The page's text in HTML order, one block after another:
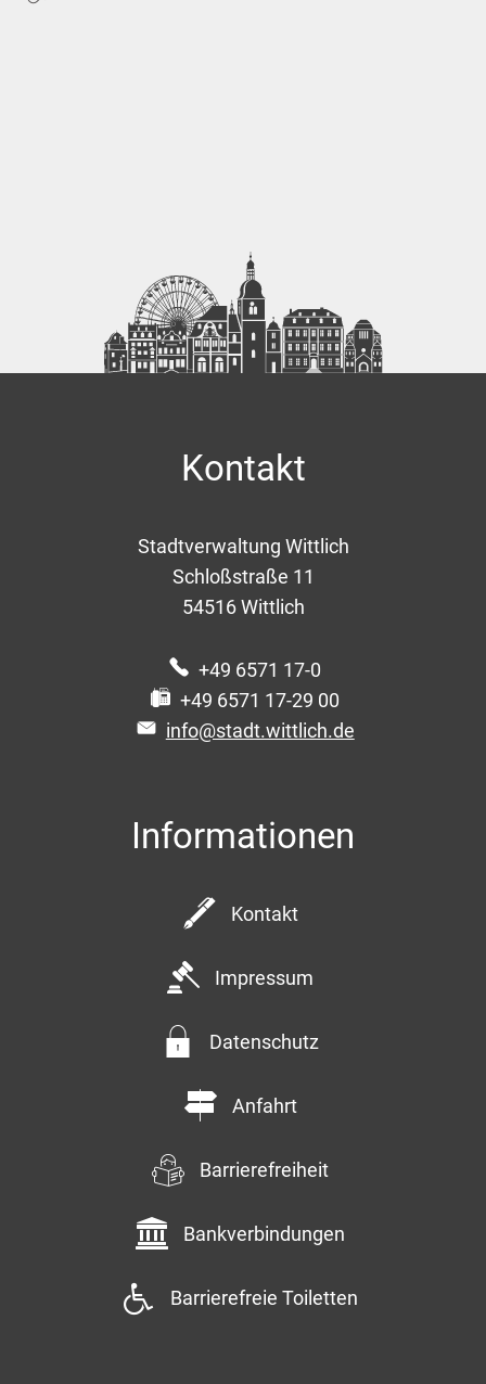
Kontakt
Stadtverwaltung Wittlich
Schloßstraße 11
54516 Wittlich
+49 6571 17-0
+49 6571 17-29 00
info@stadt.wittlich.de
Informationen
Kontakt
Impressum
Datenschutz
Anfahrt
Barrierefreiheit
Bankverbindungen
Barrierefreie Toiletten